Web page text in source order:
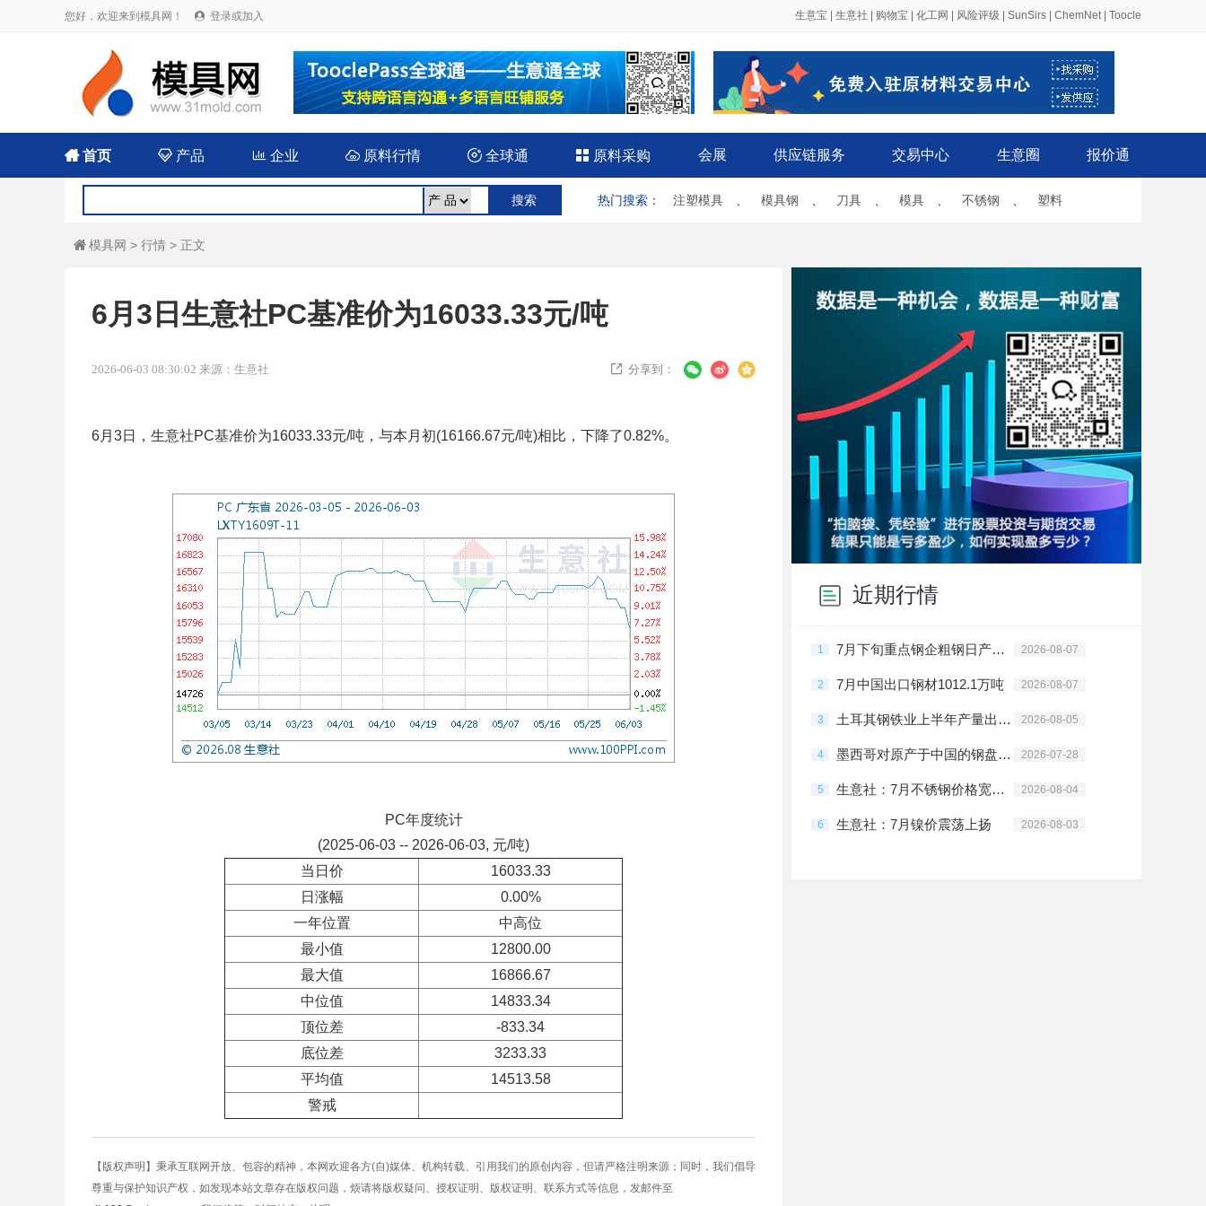
您好，欢迎来到模具网！  登录或加入 生意宝 生意社 购物宝 化工网 风险评级 SunSirs ChemNet| Toocle
首页  产品 企业 原料行情  全球通  原料采购 会展 供应链服务 交易中心 生意圈 报价通
热门搜索 ： 注塑模具 模具钢 刀具 模具 不锈钢 塑料
 模具网 > 行情 > 正文
6月3日生意社PC基准价为16033.33元/吨
2026-06-03 08:30:02 来源：生意社  分享到：
6月3日，生意社PC基准价为16033.33元/吨，与本月初(16166.67元/吨)相比，下降了0.82%。
PC年度统计
(2025-06-03 -- 2026-06-03, 元/吨)
当日价
16033.33
日涨幅
0.00%
一年位置
中高位
最小值
12800.00
最大值
16866.67
中位值
14833.34
顶位差
-833.34
底位差
3233.33
平均值
14513.58
警戒
【版权声明】秉承互联网开放、包容的精神，本网欢迎各方(自)媒体、机构转载、引用我们的原创内容，但请严格注明来源；同时，我们倡导
尊重与保护知识产权，如发现本站文章存在版权问题，烦请将版权疑问、授权证明、版权证明、联系方式等信息，发邮件至
近期行情
1 7月下旬重点钢企粗钢日产回落 2026-08-07
2 7月中国出口钢材1012.1万吨 2026-08-07
3 土耳其钢铁业上半年产量出口双增 2026-08-05
4 墨西哥对原产于中国的钢盘条启动反倾销日落复审调查 2026-07-28
5 生意社：7月不锈钢价格宽幅震荡 2026-08-04
6 生意社：7月镍价震荡上扬 2026-08-03